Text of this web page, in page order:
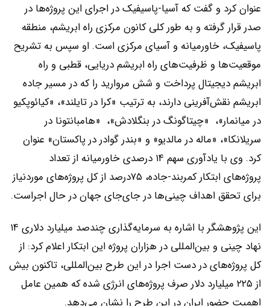
عنوان کرد و گفت که آسیا-پاسیفیک در اجرای این پروژه‌‌‌ها در
صدر قرار گرفته و به طور کلی کانون مرکزی راه ابریشم، منطقه
پاسیفیک، خاورمیانه و آسیای مرکزی است. او سپس به تشریح
موقعیت‌‌‌ها و ظرفیت‌‌‌های راه ابریشم دریایی، قطبی و راه
ابریشم دیجیتال پرداخت و شش مروارید را که در مسیر جاده
ابریشم نقش‌آفرینی دارند، به ترتیب «کرا در تایلند»، «کیائوپکیو
در میانمار»، ‌‌‌ «چیتاگونگ در بنگلادش»، ‌‌‌ «هامبانتونا در
سریلانکا»، ‌‌‌«ماله در مالدیو» ‌‌‌و «بندر گوادر در پاکستان» عنوان
کرد. وی با یادآوری سهم ۱۴ درصدی خاورمیانه از تعداد
پروژه‌‌‌های ابتکار کمربند-جاده، ۷۵درصد از کل پروژه‌‌‌های موردنیاز
برای تحقق اهداف چینی‌‌‌ها در جای‌جای جهان در حال اجراست.
این پژوهشگر با اشاره به سرمایه‌گذاری چندصد میلیارد دلاری ۱۴
نهاد چینی و بین‌المللی در هزاران پروژه این ابتکار اعلام کرد: از
کل پروژه‌‌‌های در دست اجرا در این طرح بین‌المللی، تاکنون بیش
از ۲۲۵ میلیارد دلار صرف پروژه‌های انرژی شده که همین عامل
اهمیت حضور ایران در این طرح را نشان می‌دهد.